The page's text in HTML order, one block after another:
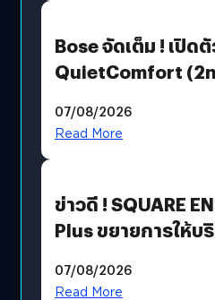
Bose จัดเต็ม ! เปิด
QuietComfort
07/08/2026
Read More
ข่าวดี ! SQUARE
Plus ขยายการให้บ
โดยตรง
07/08/2026
Read More